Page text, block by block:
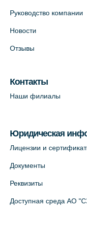
Руководство компании
Новости
Отзывы
Контакты
Наши филиалы
Юридическая
Лицензии и
Документы
Реквизиты
Доступная среда АО